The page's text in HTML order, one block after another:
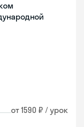
от 1590 ₽ / урок